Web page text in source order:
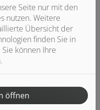
Seite nur mit den
nutzen. Weitere
Übersicht der
finden Sie in
können Ihre
öffnen